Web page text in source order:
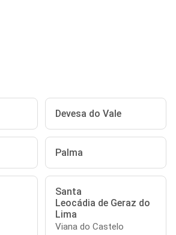
Devesa do Vale
Palma
Santa
Leocádia de Geraz do
Lima
Viana do Castelo